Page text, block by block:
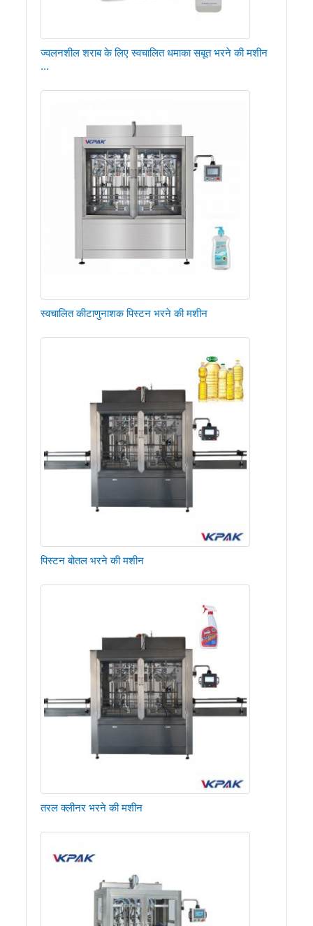
ज्वलनशील शराब के लिए स्वचालित धमाका सबूत भरने की मशीन
...
स्वचालित कीटाणुनाशक पिस्टन भरने की मशीन
पिस्टन बोतल भरने की मशीन
तरल क्लीनर भरने की मशीन